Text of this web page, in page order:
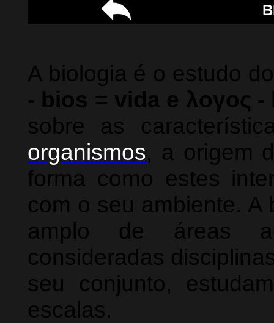
A biologia é o estudo
- bios = vida e λογος
sobre as
organismos, a origem
forma como estes
com o seu ambiente. A
amplo de áreas
consideradas
seu conjunto,
escalas.